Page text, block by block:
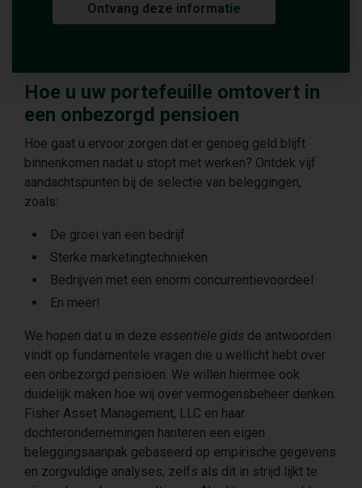
Ontvang deze informatie
Hoe u uw portefeuille omtovert in
een onbezorgd pensioen
Hoe gaat u ervoor zorgen dat er genoeg geld blijft
binnenkomen nadat u stopt met werken? Ontdek vijf
aandachtspunten bij de selectie van beleggingen,
zoals:
De groei van een bedrijf
Sterke marketingtechnieken
Bedrijven met een enorm concurrentievoordeel
En meer!
We hopen dat u in deze essentiële gids de antwoorden
vindt op fundamentele vragen die u wellicht hebt over
een onbezorgd pensioen. We willen hiermee ook
duidelijk maken hoe wij over vermogensbeheer denken.
Fisher Asset Management, LLC en haar
dochterondernemingen hanteren een eigen
beleggingsaanpak gebaseerd op empirische gegevens
en zorgvuldige analyses, zelfs als dit in strijd lijkt te